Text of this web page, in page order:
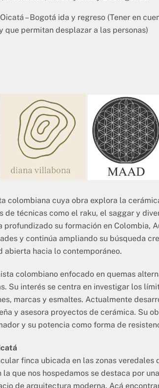
– Bogotá ida y regreso (Tener en
que permitan desplazar a las personas)
colombiana cuya obra explora la
de técnicas como el raku, el saggar y
profundizado su formación en Colombia,
y continúa ampliando su búsqueda
abierta hacia lo contemporáneo.
colombiano enfocado en quemas
Su interés se centra en investigar los
marcas y esmaltes. Actualmente
y asesora proyectos de cerámica. Su
y su potencia como forma de
finca ubicada en las zonas
la que nos hospedamos se destaca por
de arquitectura moderna. Acá